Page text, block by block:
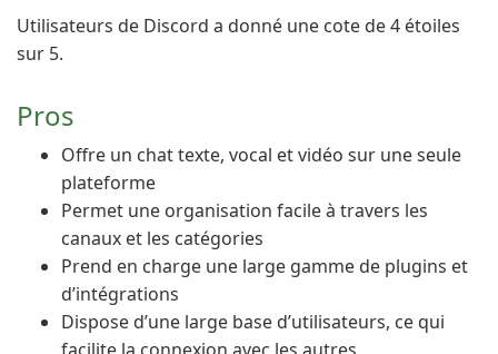
Utilisateurs de Discord a donné une cote de 4 étoiles
sur 5.
Pros
Offre un chat texte, vocal et vidéo sur une seule
plateforme
Permet une organisation facile à travers les
canaux et les catégories
Prend en charge une large gamme de plugins et
d’intégrations
Dispose d’une large base d’utilisateurs, ce qui